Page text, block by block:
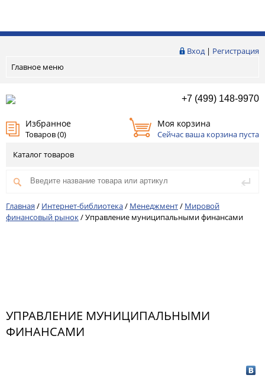
Вход| Регистрация
Главное меню
+7 (499) 148-9970
Избранное
Товаров (0)
Моя корзина
Сейчас ваша корзина пуста
Каталог товаров
Главная / Интернет-библиотека/ Менеджмент/ Мировой
финансовый рынок/Управление муниципальными финансами
УПРАВЛЕНИЕ МУНИЦИПАЛЬНЫМИ
ФИНАНСАМИ